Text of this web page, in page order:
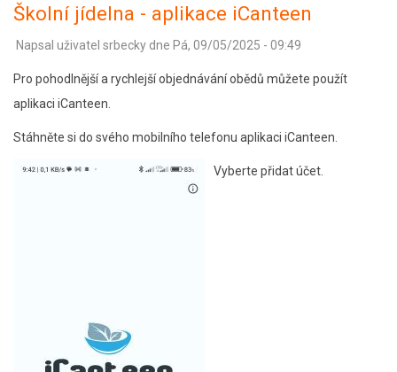
ve
3D!
Školní jídelna - aplikace iCanteen
Napsal uživatel srbecky dne Pá, 09/05/2025 - 09:49
Pro pohodlnější a rychlejší objednávání obědů můžete použít
aplikaci iCanteen.
Stáhněte si do svého mobilního telefonu aplikaci iCanteen.
Vyberte přidat účet.